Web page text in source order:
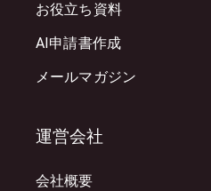
お役立ち資料
AI申請書作成
メールマガジン
運営会社
会社概要